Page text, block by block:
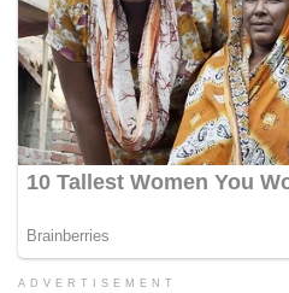
ADVERTISEMENT